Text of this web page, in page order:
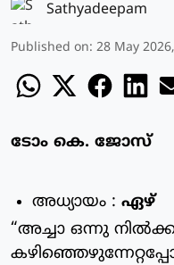
Sathyadeepam
Published on: 28 May
ടോം കെ. ജോസ്
അധ്യായം : ഏഴ്
“അച്ചാ ഒന്നു